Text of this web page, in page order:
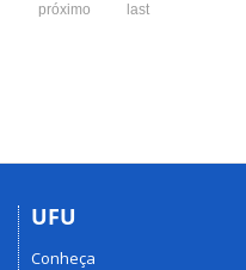
próximo last
UFU
Conheça